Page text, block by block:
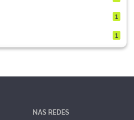
1
1
NAS REDES